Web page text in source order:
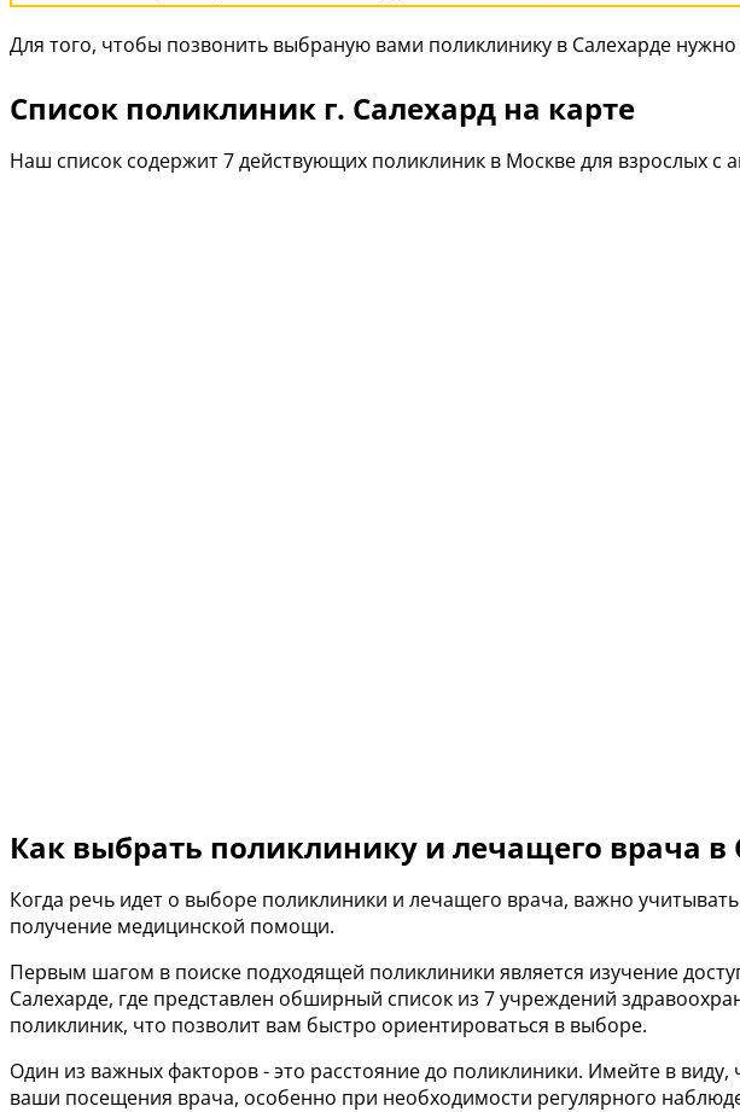
Для того, чтобы позвонить выбраную вами поликлинику в Салехарде
Список поликлиник г. Салехард на карте
Наш список содержит 7 действующих поликлиник в Москве для взрослых
Как выбрать поликлинику и лечащего врача в
Когда речь идет о выборе поликлиники и лечащего врача, важно
получение медицинской помощи.
Первым шагом в поиске подходящей поликлиники является изучение
Салехарде, где представлен обширный список из 7 учреждений
поликлиник, что позволит вам быстро ориентироваться в выборе.
Один из важных факторов - это расстояние до поликлиники. Имейте в
ваши посещения врача, особенно при необходимости регулярного